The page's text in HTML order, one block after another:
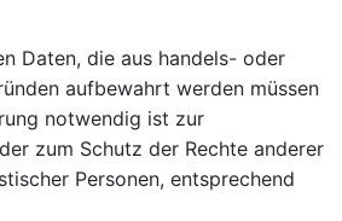
Daten, die aus handels- oder
aufbewahrt werden müssen
notwendig ist zur
zum Schutz der Rechte anderer
Personen, entsprechend